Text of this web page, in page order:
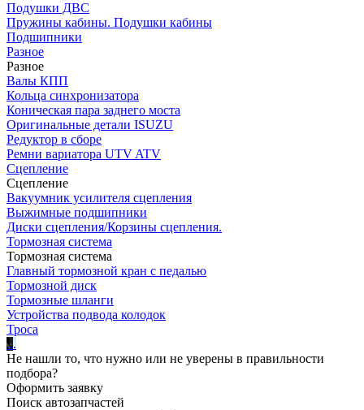
Подушки ДВС
Пружины кабины. Подушки кабины
Подшипники
Разное
Разное
Валы КПП
Кольца синхронизатора
Коническая пара заднего моста
Оригинальные детали ISUZU
Редуктор в сборе
Ремни вариатора UTV ATV
Сцепление
Сцепление
Вакуумник усилителя сцепления
Выжимные подшипники
Диски сцепления/Корзины сцепления.
Тормозная система
Тормозная система
Главный тормозной кран с педалью
Тормозной диск
Тормозные шланги
Устройства подвода колодок
Троса
...
Не нашли то, что нужно или не уверены в правильности
подбора?
Оформить заявку
Поиск автозапчастей